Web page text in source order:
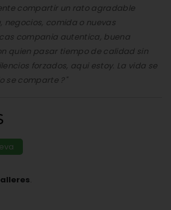
compartir un rato agradable
negocios, comida o nuevas
compania autentica, buena
quien pasar tiempo de calidad sin
forzados, aqui estoy. La vida se
se comparte ?"
.